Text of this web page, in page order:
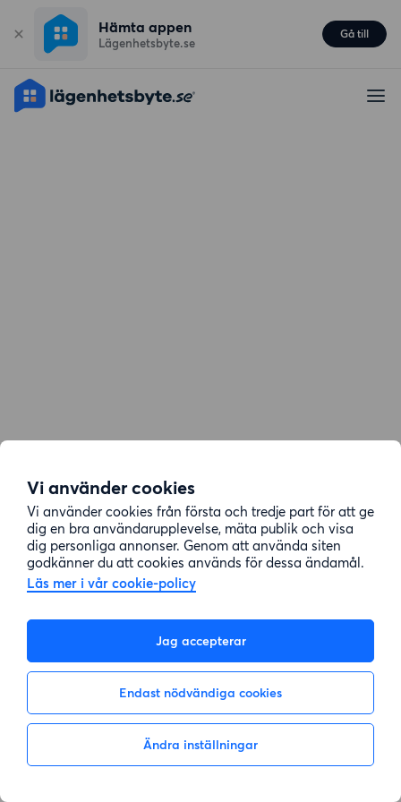
Vi använder cookies
Vi använder cookies från första och tredje part för att ge
dig en bra användarupplevelse, mäta publik och visa
dig personliga annonser. Genom att använda siten
godkänner du att cookies används för dessa ändamål.
Läs mer i vår cookie-policy
Jag accepterar
Endast nödvändiga cookies
Ändra inställningar
Hämta appen
Lägenhetsbyte.se
Gå till